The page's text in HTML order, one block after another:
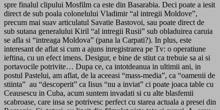
spre finalul clipului Mosfilm ca este din Basarabia. Deci poate a iesit
direct de sub poala colonelului Vladimir “al intregii Moldove”,
precum mai suav articulatul Savatie Bastovoi, sau poate direct de
sub sutana generalului Kiril “al intregii Rusii” sub obladuirea caruia
se afla si “intreaga Moldova” (pana la Carpati?). In plus, este
interesant de aflat si cum a ajuns inregistrarea pe Tv: o operatiune
ieftina, cu un efect imens. Desigur, e bine de stiut ca trebuie sa ai si
portavocile potrivite… Dupa ce, ca intotdeanua in ultimii ani, in
postul Pastelui, am aflat, de la aceeasi “mass-media”, ca “oamenii de
stiinta” au “descoperit” ca Iisus “nu a inviat” ci poate joaca table cu
Ceausescu in Cuba, acum suntem invadati si cu alte blasfemii
scabroase, care insa se potrivesc perfect cu starea actuala a presei din